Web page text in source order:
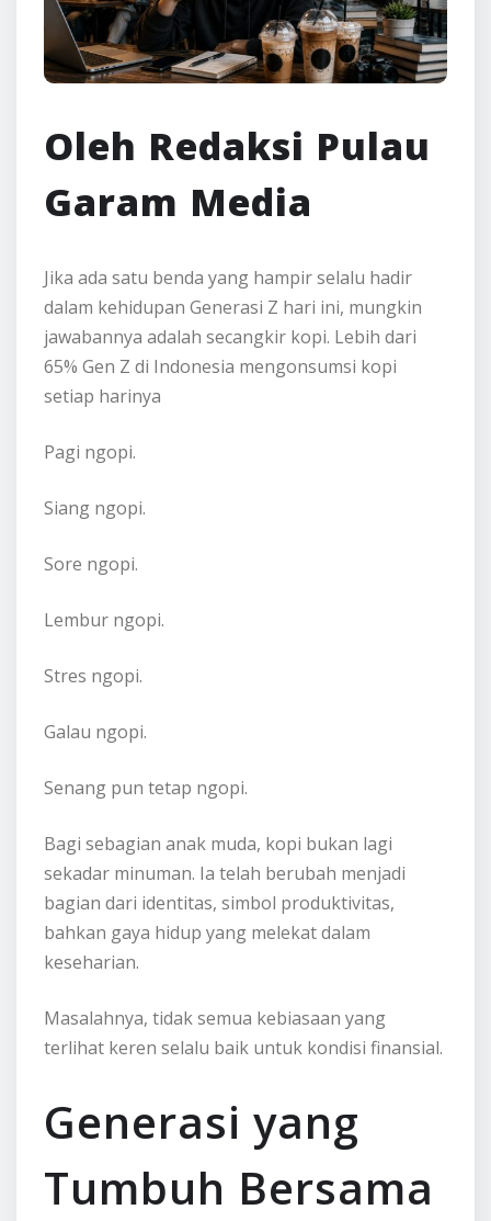
Oleh Redaksi Pulau
Garam Media
Jika ada satu benda yang hampir selalu hadir
dalam kehidupan Generasi Z hari ini, mungkin
jawabannya adalah secangkir kopi. Lebih dari
65% Gen Z di Indonesia mengonsumsi kopi
setiap harinya
Pagi ngopi.
Siang ngopi.
Sore ngopi.
Lembur ngopi.
Stres ngopi.
Galau ngopi.
Senang pun tetap ngopi.
Bagi sebagian anak muda, kopi bukan lagi
sekadar minuman. Ia telah berubah menjadi
bagian dari identitas, simbol produktivitas,
bahkan gaya hidup yang melekat dalam
keseharian.
Masalahnya, tidak semua kebiasaan yang
terlihat keren selalu baik untuk kondisi finansial.
Generasi yang
Tumbuh Bersama